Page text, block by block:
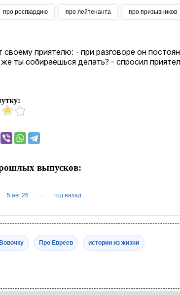
про росгвардию про лейтенанта про призывников
приятелю: - при разговоре он
ты собираешься делать? - спросил
выпусков:
5 авг 26 ··· год назад
Про Евреев истории из жизни